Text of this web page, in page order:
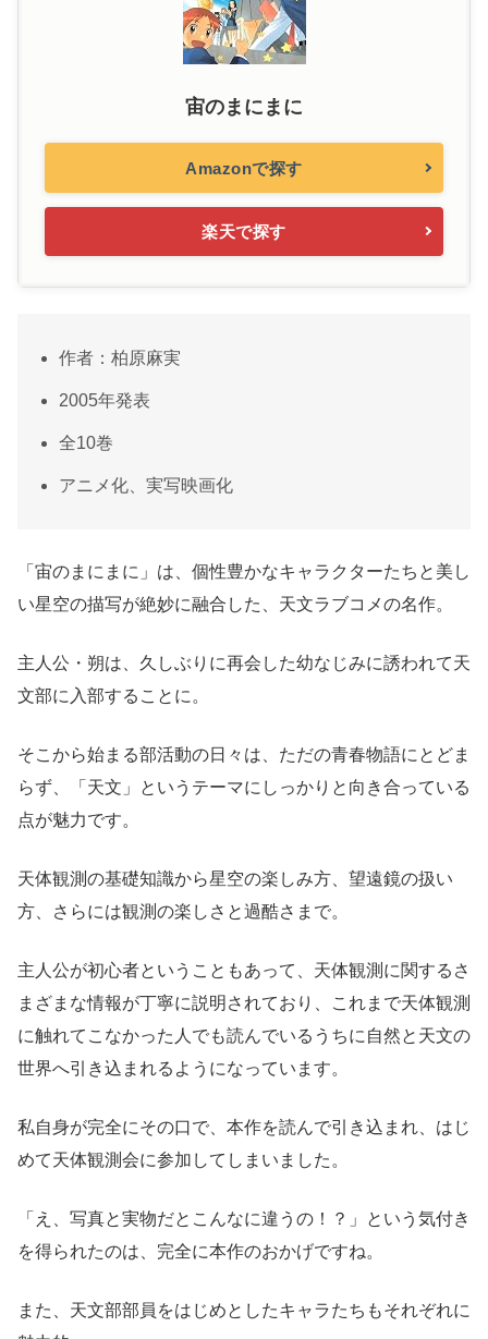
宙のまにまに
Amazonで探す
楽天で探す
作者：柏原麻実
2005年発表
全10巻
アニメ化、実写映画化
「宙のまにまに」は、個性豊かなキャラクターたちと美し
い星空の描写が絶妙に融合した、天文ラブコメの名作。
主人公・朔は、久しぶりに再会した幼なじみに誘われて天
文部に入部することに。
そこから始まる部活動の日々は、ただの青春物語にとどま
らず、「天文」というテーマにしっかりと向き合っている
点が魅力です。
天体観測の基礎知識から星空の楽しみ方、望遠鏡の扱い
方、さらには観測の楽しさと過酷さまで。
主人公が初心者ということもあって、天体観測に関するさ
まざまな情報が丁寧に説明されており、これまで天体観測
に触れてこなかった人でも読んでいるうちに自然と天文の
世界へ引き込まれるようになっています。
私自身が完全にその口で、本作を読んで引き込まれ、はじ
めて天体観測会に参加してしまいました。
「え、写真と実物だとこんなに違うの！？」という気付き
を得られたのは、完全に本作のおかげですね。
また、天文部部員をはじめとしたキャラたちもそれぞれに